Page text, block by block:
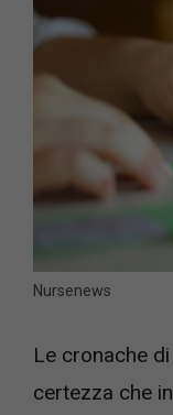
Nursenews
Le cronache
certezza che